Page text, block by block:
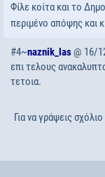
Φίλε κοίτα και το
περιμένο απόψης και
#4~naznik_las @ 16/
επι τελους
τετοια.
Για να γράψεις